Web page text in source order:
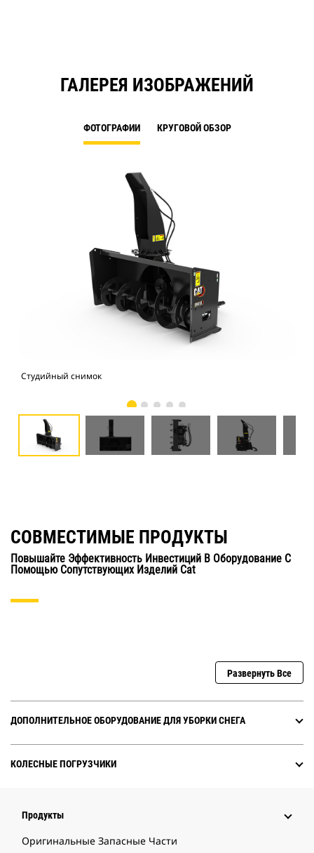
ГАЛЕРЕЯ ИЗОБРАЖЕНИЙ
ФОТОГРАФИИ КРУГОВОЙ ОБЗОР
Студийный снимок
СОВМЕСТИМЫЕ ПРОДУКТЫ
Повышайте Эффективность Инвестиций В Оборудование С
Помощью Сопутствующих Изделий Cat
Развернуть Все
ДОПОЛНИТЕЛЬНОЕ ОБОРУДОВАНИЕ ДЛЯ УБОРКИ СНЕГА
КОЛЕСНЫЕ ПОГРУЗЧИКИ
Продукты
Оригинальные Запасные Части